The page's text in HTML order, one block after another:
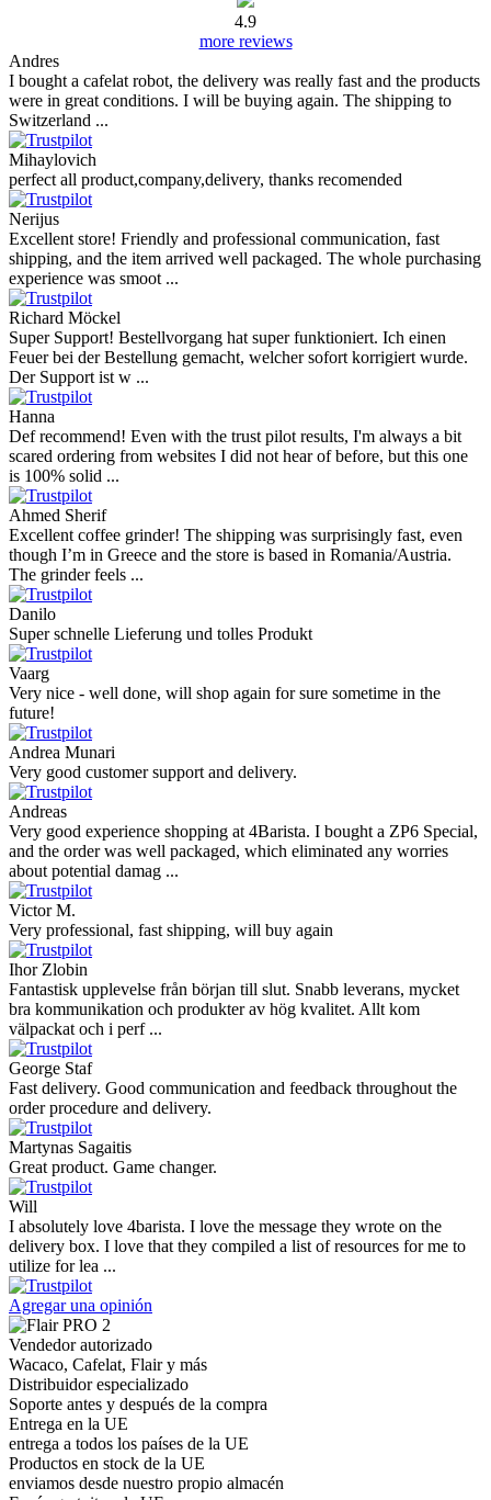
Su comentario:
Imágenes (opcional)
+
Puntuación:
Escribir comentario
Opiniones de nuestros clientes
4.9
more reviews
Andres
I bought a cafelat robot, the delivery was really fast and the products
were in great conditions. I will be buying again. The shipping to
Switzerland ...
Mihaylovich
perfect all product,company,delivery, thanks recomended
Nerijus
Excellent store! Friendly and professional communication, fast
shipping, and the item arrived well packaged. The whole purchasing
experience was smoot ...
Richard Möckel
Super Support! Bestellvorgang hat super funktioniert. Ich einen
Feuer bei der Bestellung gemacht, welcher sofort korrigiert wurde.
Der Support ist w ...
Hanna
Def recommend! Even with the trust pilot results, I'm always a bit
scared ordering from websites I did not hear of before, but this one
is 100% solid ...
Ahmed Sherif
Excellent coffee grinder! The shipping was surprisingly fast, even
though I’m in Greece and the store is based in Romania/Austria.
The grinder feels ...
Danilo
Super schnelle Lieferung und tolles Produkt
Vaarg
Very nice - well done, will shop again for sure sometime in the
future!
Andrea Munari
Very good customer support and delivery.
Andreas
Very good experience shopping at 4Barista. I bought a ZP6 Special,
and the order was well packaged, which eliminated any worries
about potential damag ...
Victor M.
Very professional, fast shipping, will buy again
Ihor Zlobin
Fantastisk upplevelse från början till slut. Snabb leverans, mycket
bra kommunikation och produkter av hög kvalitet. Allt kom
välpackat och i perf ...
George Staf
Fast delivery. Good communication and feedback throughout the
order procedure and delivery.
Martynas Sagaitis
Great product. Game changer.